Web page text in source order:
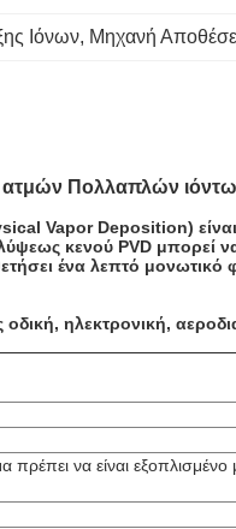
Ιόνων, Μηχανή
Πολλαπλών
Vapor Deposition) είναι
κενού PVD μπορεί
ένα λεπτό
ηλεκτρονική,
πρέπει να είναι εξοπλισμένο